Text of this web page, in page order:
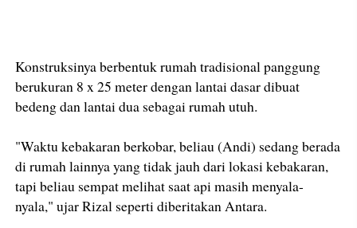
Konstruksinya berbentuk rumah tradisional panggung
berukuran 8 x 25 meter dengan lantai dasar dibuat
bedeng dan lantai dua sebagai rumah utuh.
"Waktu kebakaran berkobar, beliau (Andi) sedang berada
di rumah lainnya yang tidak jauh dari lokasi kebakaran,
tapi beliau sempat melihat saat api masih menyala-
nyala," ujar Rizal seperti diberitakan Antara.